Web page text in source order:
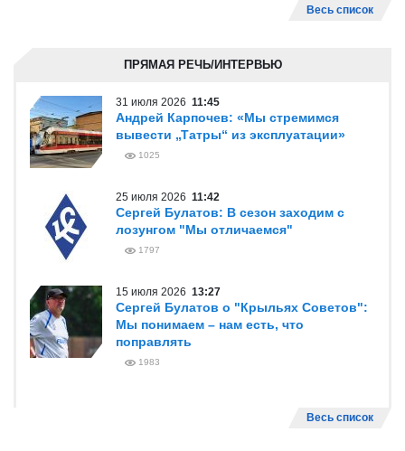
Весь список
ПРЯМАЯ РЕЧЬ/ИНТЕРВЬЮ
31 июля 2026 11:45
Андрей Карпочев: «Мы стремимся
вывести „Татры“ из эксплуатации»
1025
25 июля 2026 11:42
Сергей Булатов: В сезон заходим с
лозунгом "Мы отличаемся"
1797
15 июля 2026 13:27
Сергей Булатов о "Крыльях Советов":
Мы понимаем – нам есть, что
поправлять
1983
Весь список